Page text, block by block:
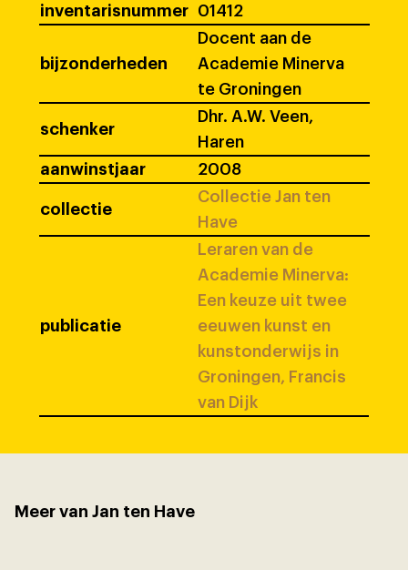
inventarisnummer
01412
bijzonderheden
Docent aan de
Academie Minerva
te Groningen
schenker
Dhr. A.W. Veen,
Haren
aanwinstjaar
2008
collectie
Collectie Jan ten
Have
publicatie
Leraren van de
Academie Minerva:
Een keuze uit twee
eeuwen kunst en
kunstonderwijs in
Groningen, Francis
van Dijk
Meer van Jan ten Have